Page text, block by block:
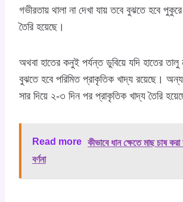
গভীরতায় থালা না দেখা যায় তবে বুঝতে হবে
তৈরি হয়েছে।
অথবা হাতের কনুই পর্যন্ত ডুবিয়ে যদি হাতের তালু
বুঝতে হবে পরিমিত প্রাকৃতিক খাদ্য রয়েছে।
সার দিয়ে ২-৩ দিন পর প্রাকৃতিক খাদ্য তৈরি
Read more কীভাবে ধান ক্ষেতে মাছ চাষ
বর্ণনা